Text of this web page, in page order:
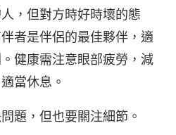
，但對方時好時壞的態
者是伴侶的最佳夥伴，適
健康需注意眼部疲勞，減
當休息。
題，但也要關注細節。